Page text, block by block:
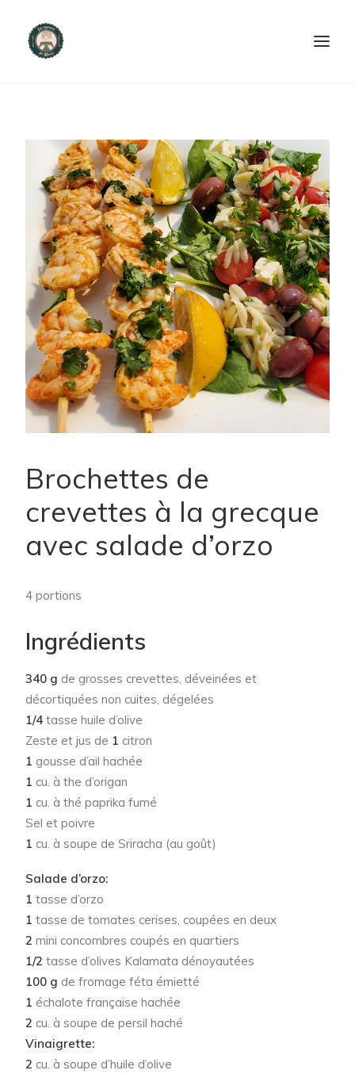
PRODUITS ET SERVICES
NOUS CONTACTER
RECETTES
FAQ
SEARCH
Brochettes de
crevettes à la grecque
avec salade d’orzo
4 portions
Ingrédients
340 g de grosses crevettes, déveinées et
décortiquées non cuites, dégelées
1/4 tasse huile d’olive
Zeste et jus de 1 citron
1 gousse d’ail hachée
1 cu. à the d’origan
1 cu. à thé paprika fumé
Sel et poivre
1 cu. à soupe de Sriracha (au goût)
Salade d’orzo:
1 tasse d’orzo
1 tasse de tomates cerises, coupées en deux
2 mini concombres coupés en quartiers
1/2 tasse d’olives Kalamata dénoyautées
100 g de fromage féta émietté
1 échalote française hachée
2 cu. à soupe de persil haché
Vinaigrette:
2 cu. à soupe d’huile d’olive